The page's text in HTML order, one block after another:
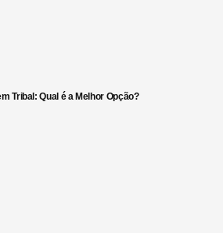
Tribal: Qual é a Melhor Opção?